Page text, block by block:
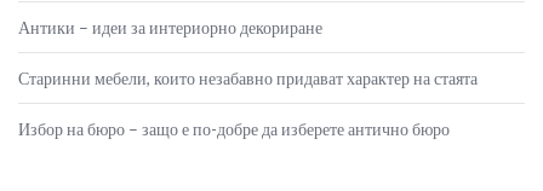
Антики – идеи за интериорно декориране
Старинни мебели, които незабавно придават характер на стаята
Избор на бюро – защо е по-добре да изберете антично бюро